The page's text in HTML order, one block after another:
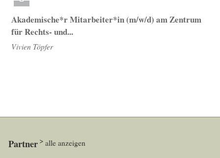
Akademische*r Mitarbeiter*in (m/w/d) am Zentrum
für Rechts- und...
Vivien Töpfer
Partner alle anzeigen